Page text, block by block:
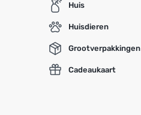
Huis
Huisdieren
Grootverpakkingen
Cadeaukaart